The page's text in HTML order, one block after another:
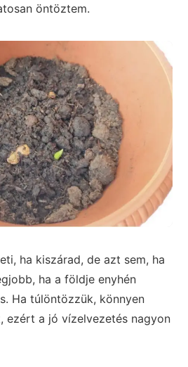
öntöztem.
ha kiszárad, de azt sem, ha
ha a földje enyhén
Ha túlöntözzük, könnyen
ezért a jó vízelvezetés nagyon